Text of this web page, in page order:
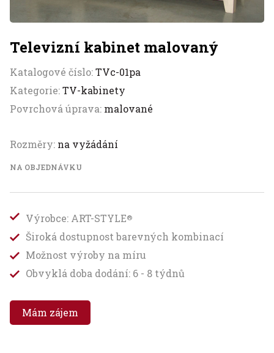
Televizní kabinet malovaný
Katalogové číslo:TVc-01pa
Kategorie:TV-kabinety
Povrchová úprava: malované
Rozměry: na vyžádání
NA OBJEDNÁVKU
Výrobce: ART-STYLE®
Široká dostupnost barevných kombinací
Možnost výroby na míru
Obvyklá doba dodání: 6 - 8 týdnů
Mám zájem